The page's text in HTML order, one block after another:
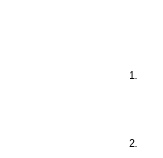
1.
2.